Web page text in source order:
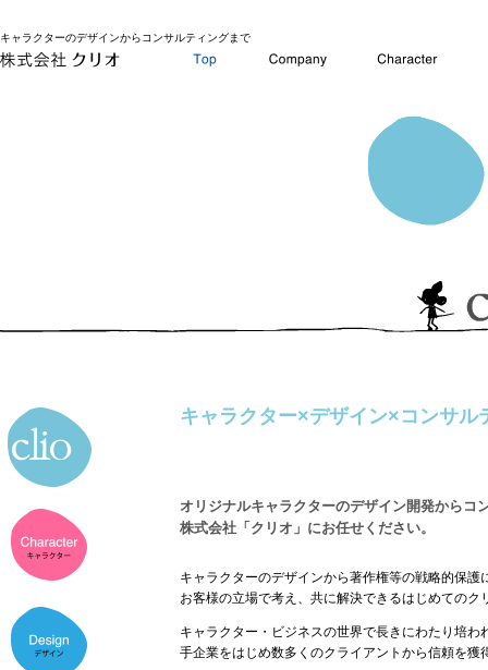
キャラクターのデザインからコンサルティングまで
キャラクター×デザイン×コンサル
オリジナルキャラクターのデザイン開発からコ
株式会社「クリオ」にお任せください。
キャラクターのデザインから著作権等の戦略的保護
お客様の立場で考え、共に解決できるはじめての
キャラクター・ビジネスの世界で長きにわたり培
手企業をはじめ数多くのクライアントから信頼を獲